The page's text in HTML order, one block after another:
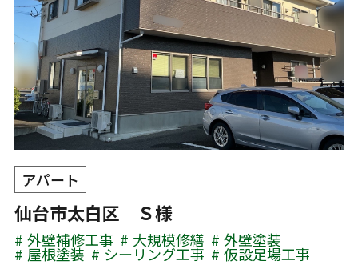
アパート
仙台市太白区 Ｓ様
外壁補修工事 大規模修繕 外壁塗装
屋根塗装 シーリング工事
仮設足場工事